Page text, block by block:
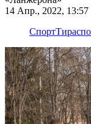
14 Апр., 2022, 13:57
Спорт